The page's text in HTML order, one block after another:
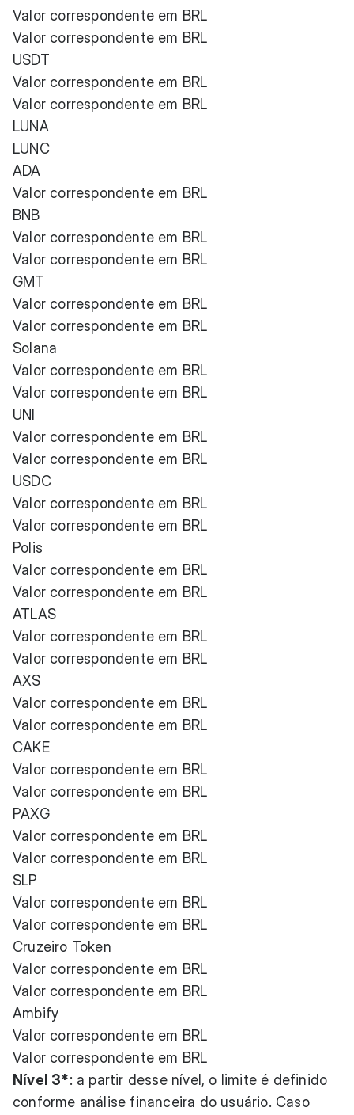
Valor correspondente em BRL
Valor correspondente em BRL
USDT
Valor correspondente em BRL
Valor correspondente em BRL
LUNA
LUNC
ADA
Valor correspondente em BRL
BNB
Valor correspondente em BRL
Valor correspondente em BRL
GMT
Valor correspondente em BRL
Valor correspondente em BRL
Solana
Valor correspondente em BRL
Valor correspondente em BRL
UNI
Valor correspondente em BRL
Valor correspondente em BRL
USDC
Valor correspondente em BRL
Valor correspondente em BRL
Polis
Valor correspondente em BRL
Valor correspondente em BRL
ATLAS
Valor correspondente em BRL
Valor correspondente em BRL
AXS
Valor correspondente em BRL
Valor correspondente em BRL
CAKE
Valor correspondente em BRL
Valor correspondente em BRL
PAXG
Valor correspondente em BRL
Valor correspondente em BRL
SLP
Valor correspondente em BRL
Valor correspondente em BRL
Cruzeiro Token
Valor correspondente em BRL
Valor correspondente em BRL
Ambify
Valor correspondente em BRL
Valor correspondente em BRL
Nível 3*: a partir desse nível, o limite é definido
conforme análise financeira do usuário. Caso